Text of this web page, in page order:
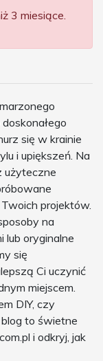
3 miesiące.
się w krainie
i upiększeń. Na
użyteczne
projektów.
na
lub oryginalne
się
Ci uczynić
miejscem.
DIY, czy
to świetne
i odkryj, jak